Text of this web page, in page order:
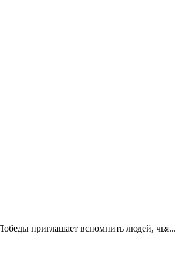
приглашает вспомнить людей, чья...